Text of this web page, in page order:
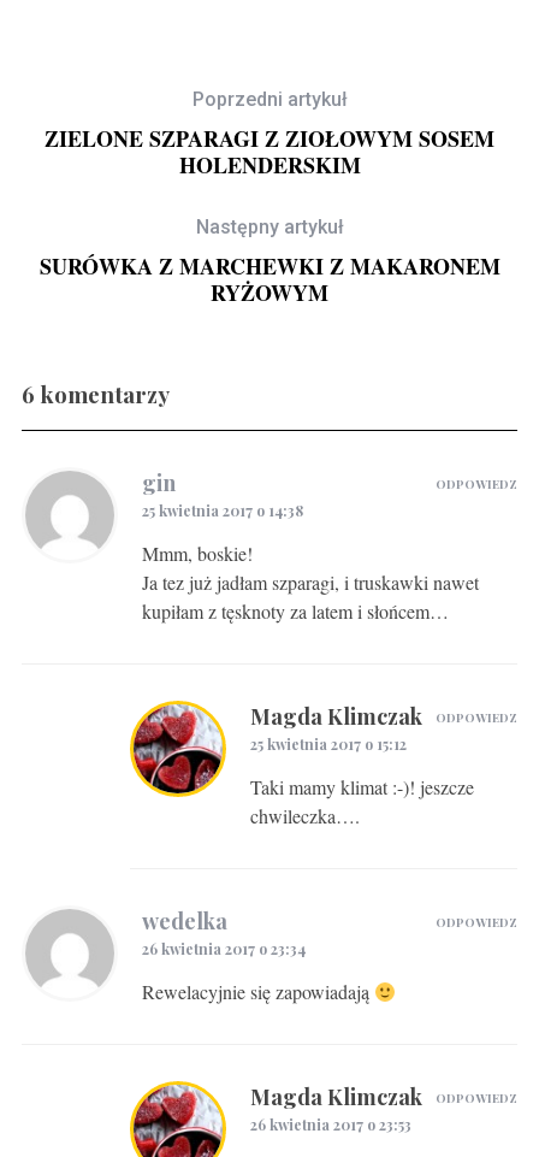
Poprzedni artykuł
ZIELONE SZPARAGI Z ZIOŁOWYM SOSEM
HOLENDERSKIM
Następny artykuł
SURÓWKA Z MARCHEWKI Z MAKARONEM
RYŻOWYM
6 komentarzy
gin
25 kwietnia 2017 o 14:38
Mmm, boskie!
Ja tez już jadłam szparagi, i truskawki nawet
kupiłam z tęsknoty za latem i słońcem…
ODPOWIEDZ
Magda Klimczak
25 kwietnia 2017 o 15:12
Taki mamy klimat :-)! jeszcze
chwileczka….
ODPOWIEDZ
wedelka
26 kwietnia 2017 o 23:34
Rewelacyjnie się zapowiadają
ODPOWIEDZ
Magda Klimczak
26 kwietnia 2017 o 23:53
ODPOWIEDZ